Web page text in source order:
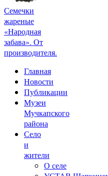
Семечки
жареные
«Народная
забава». От
производителя.
Главная
Новости
Публикации
Музеи
Мучкапского
района
Село
и
жители
О селе